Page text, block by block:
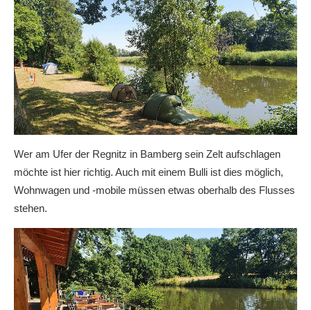
Wer am Ufer der Regnitz in Bamberg sein Zelt aufschlagen
möchte ist hier richtig. Auch mit einem Bulli ist dies möglich,
Wohnwagen und -mobile müssen etwas oberhalb des Flusses
stehen.